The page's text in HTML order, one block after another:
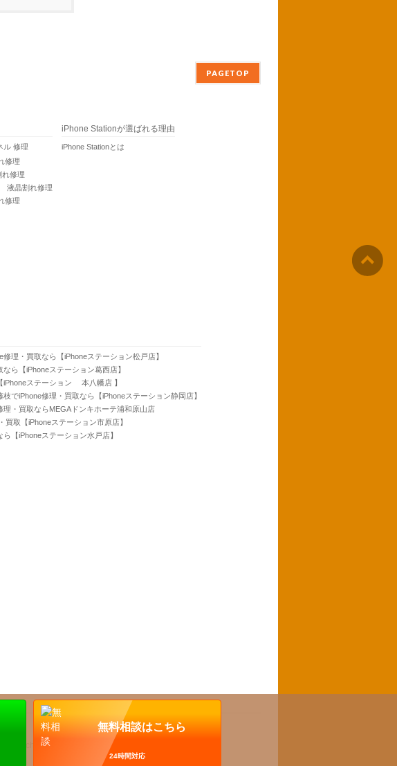
PAGETOP
無料相談はこちら
24時間対応
修理
修理
修理
液晶割れ修理
修理
iPhone Stationが選ばれる理由
iPhone Stationとは
理・買取なら【iPhoneステーション松戸店】
ら【iPhoneステーション葛西店】
iPhoneステーション 本八幡店 】
でiPhone修理・買取なら【iPhoneステーション静岡店】
・買取ならMEGAドンキホーテ浦和原山店
取【iPhoneステーション市原店】
【iPhoneステーション水戸店】
technology.